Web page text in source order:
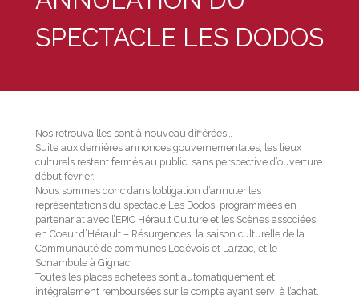
SPECTACLE LES DODOS
Nos retrouvailles sont à nouveau différées…
Suite aux dernières annonces gouvernementales, les lieux
culturels restent fermés au public, sans perspective d’ouverture
début février.
Nous sommes donc dans l’obligation d’annuler les
représentations du spectacle Les Dodos, programmées en
partenariat avec l’EPIC Hérault Culture et les Scènes associées
en Coeur d’Hérault – Résurgences, la saison culturelle de la
Communauté de communes Lodévois et Larzac, et le
Sonambule à Gignac.
Toutes les places achetées sont automatiquement et
intégralement remboursées sur le compte ayant servi à l’achat.